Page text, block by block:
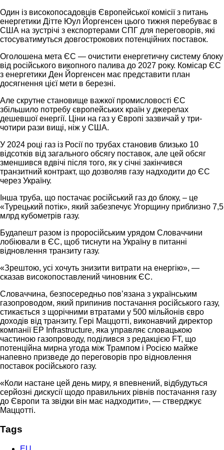
Один із високопосадовців Європейської комісії з питань
енергетики Дітте Юул Йоргенсен цього тижня перебуває в
США на зустрічі з експортерами СПГ для переговорів, які
стосуватимуться довгострокових потенційних поставок.
Оголошена мета ЄС — очистити енергетичну систему блоку
від російського викопного палива до 2027 року. Комісар ЄС
з енергетики Ден Йоргенсен має представити план
досягнення цієї мети в березні.
Але скрутне становище важкої промисловості ЄС
збільшило потребу європейських країн у джерелах
дешевшої енергії. Ціни на газ у Європі зазвичай у три-
чотири рази вищі, ніж у США.
У 2024 році газ із Росії по трубах становив близько 10
відсотків від загального обсягу поставок, але цей обсяг
зменшився вдвічі після того, як у січні закінчився
транзитний контракт, що дозволяв газу надходити до ЄС
через Україну.
Інша труба, що постачає російський газ до блоку, – це
«Турецький потік», який забезпечує Угорщину приблизно 7,5
млрд кубометрів газу.
Будапешт разом із проросійським урядом Словаччини
лобіювали в ЄС, щоб тиснути на Україну в питанні
відновлення транзиту газу.
«Зрештою, усі хочуть знизити витрати на енергію», —
сказав високопоставлений чиновник ЄС.
Словаччина, безпосередньо пов’язана з українським
газопроводом, який припинив постачання російського газу,
стикається з щорічними втратами у 500 мільйонів євро
доходів від транзиту. Гері Маццотті, виконавчий директор
компанії EP Infrastructure, яка управляє словацькою
частиною газопроводу, поділився з редакцією FT, що
потенційна мирна угода між Трампом і Росією майже
напевно призведе до переговорів про відновлення
поставок російського газу.
«Коли настане цей день миру, я впевнений, відбудуться
серйозні дискусії щодо правильних рівнів постачання газу
до Європи та звідки він має надходити», — стверджує
Маццотті.
Tags